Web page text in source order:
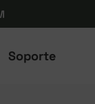
Soporte